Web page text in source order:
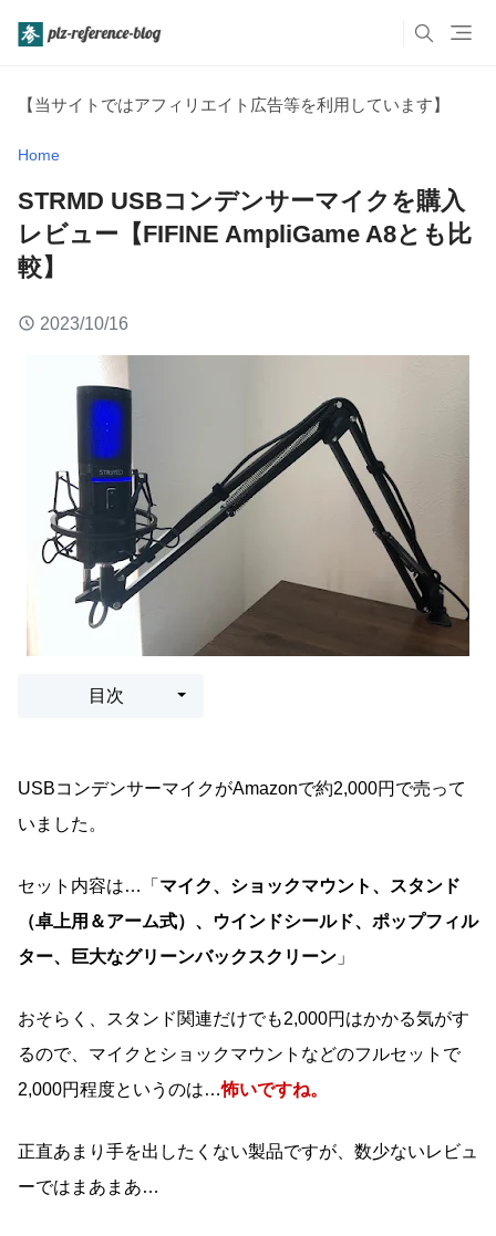
【当サイトではアフィリエイト広告等を利用しています】
Home
STRMD USBコンデンサーマイクを購入
レビュー【FIFINE AmpliGame A8とも比
較】
2023/10/16
目次
USBコンデンサーマイクがAmazonで約2,000円で売って
いました。
セット内容は…「 マイク、ショックマウント、スタンド
（卓上用＆アーム式）、ウインドシールド、ポップフィル
ター、巨大なグリーンバックスクリーン 」
おそらく、スタンド関連だけでも2,000円はかかる気がす
るので、マイクとショックマウントなどのフルセットで
2,000円程度というのは…怖いですね。
正直あまり手を出したくない製品ですが、数少ないレビュ
ーではまあまあ…